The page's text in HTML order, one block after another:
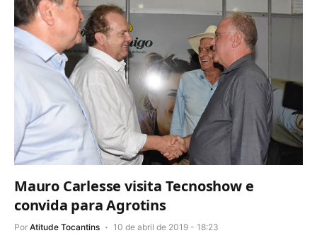
Mauro Carlesse visita Tecnoshow e
convida para Agrotins
Por Atitude Tocantins 10 de abril de 2019 - 18:23